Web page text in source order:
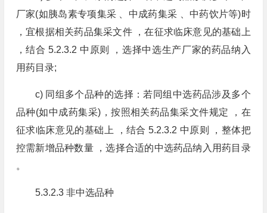
厂家(如胰岛素专项集采 、中成药集采 、中药饮片等)时
，宜根据相关药品集采文件 ，在征求临床意见的基础上
，结合 5.2.3.2 中原则 ，选择中选生产厂家的药品纳入
用药目录;
c) 同组多个品种的选择：若同组中选药品涉及多个
品种(如中成药集采)，按照相关药品集采文件规定 ，在
征求临床意见的基础上 ，结合 5.2.3.2 中原则 ，整体把
控需新增品种数量 ，选择合适的中选药品纳入用药目录
。
5.3.2.3 非中选品种